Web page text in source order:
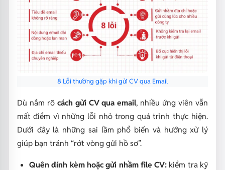
8 Lỗi thường gặp khi gửi CV qua Email
Dù nắm rõ cách gửi CV qua email, nhiều ứng viên vẫn
mất điểm vì những lỗi nhỏ trong quá trình thực hiện.
Dưới đây là những sai lầm phổ biến và hướng xử lý
giúp bạn tránh “rớt vòng gửi hồ sơ”.
Quên đính kèm hoặc gửi nhầm file CV: kiểm tra kỹ